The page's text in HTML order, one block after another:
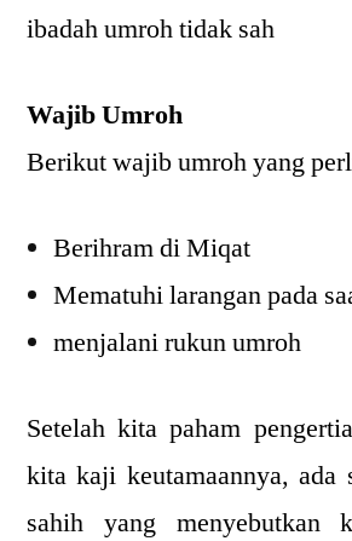
ibadah umroh tidak sah
Wajib Umroh
Berikut wajib umroh yang
Berihram di Miqat
Mematuhi larangan pada
menjalani rukun umroh
Setelah kita paham
kita kaji keutamaannya, ada
sahih yang menyebutkan